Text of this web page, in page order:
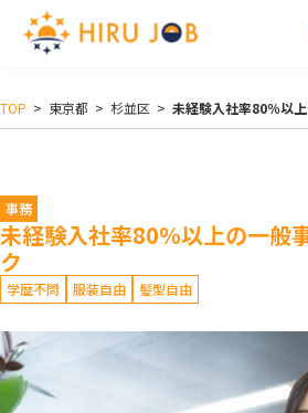
TOP > 東京都 > 杉並区 > 未経験入社率80％以
事務
未経験入社率80％以上の一般
ク
学歴不問 服装自由 髪型自由